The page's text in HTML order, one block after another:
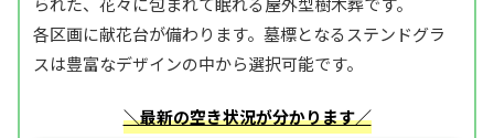
各区画に献花台が備わります。墓標となるステンドグラ
スは豊富なデザインの中から選択可能です。
＼最新の空き状況が分かります／